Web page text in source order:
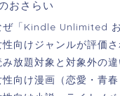
おさらい
ぜ「Kindle Unlimited お
性向けジャンルが評価
み放題対象と対象外の違
性向け漫画（恋愛・青